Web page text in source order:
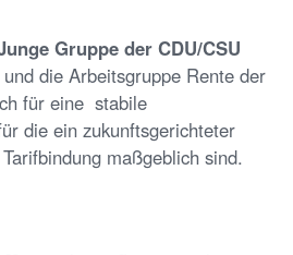
Gruppe der CDU/CSU
die Arbeitsgruppe Rente der
für eine stabile
die ein zukunftsgerichteter
maßgeblich sind.